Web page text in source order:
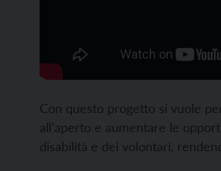
Con questo progetto si vuole
all’aperto e aumentare le
disabilità e dei volontari,